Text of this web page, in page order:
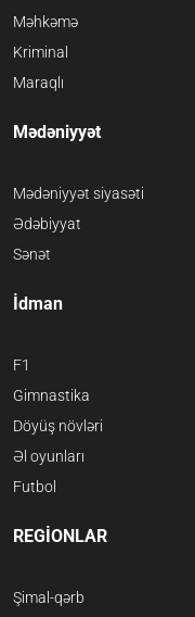
Məhkəmə
Kriminal
Maraqlı
Mədəniyyət
Mədəniyyət siyasəti
Ədəbiyyat
Sənət
İdman
F1
Gimnastika
Döyüş növləri
Əl oyunları
Futbol
REGİONLAR
Şimal-qərb